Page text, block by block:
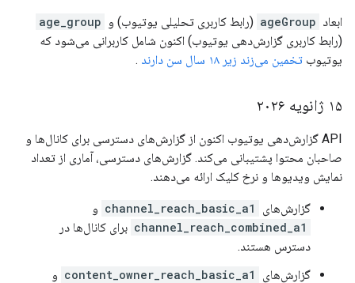
ابعاد ageGroup (رابط کاربری تحلیلی یوتیوب) و age_group
(رابط کاربری گزارش‌دهی یوتیوب) اکنون شامل کاربرانی می‌شود که
یوتیوب تخمین می‌زند زیر ۱۸ سال سن دارند .
۱۵ ژانویه ۲۰۲۶
API گزارش‌دهی یوتیوب اکنون از گزارش‌های دسترسی برای کانال‌ها و
صاحبان محتوا پشتیبانی می‌کند. گزارش‌های دسترسی، آماری از تعداد
نمایش ویدیوها و نرخ کلیک ارائه می‌دهند.
گزارش‌های channel_reach_basic_a1 و
channel_reach_combined_a1 برای کانال‌ها در
دسترس هستند.
گزارش‌های
content_owner_reach_basic_a1 و